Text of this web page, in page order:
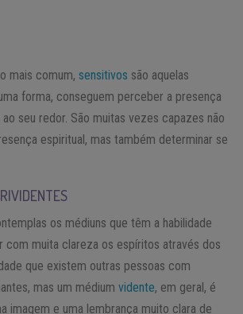
mais comum, sensitivos são aquelas
forma, conseguem perceber a presença
seu redor. São muitas vezes capazes não
espiritual, mas também determinar se
os médiuns que têm a habilidade
com muita clareza os espíritos através dos
que existem outras pessoas com
mas um médium vidente, em geral, é
imagem e uma lembrança muito clara de